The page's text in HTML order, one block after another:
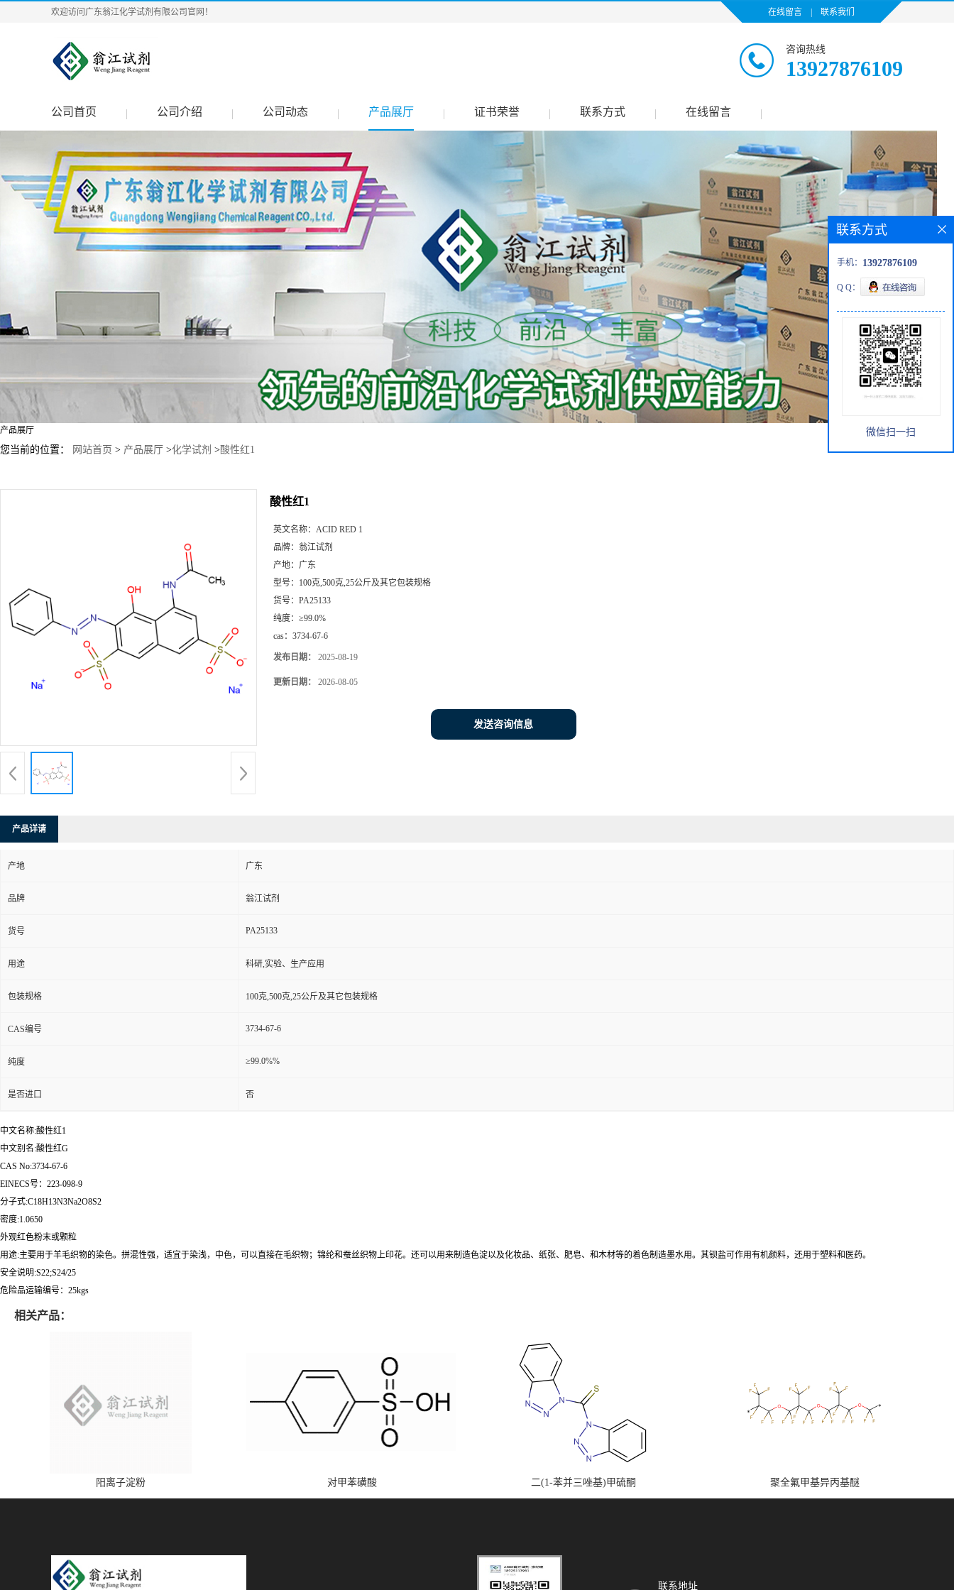
欢迎访问广东翁江化学试剂有限公司官网！ 在线留言 联系我们
咨询热线
13927876109
公司首页 公司介绍 公司动态 产品展厅 证书荣誉 联系方式 在线留言
产品展厅
您当前的位置： 网站首页 > 产品展厅 >化学试剂 >酸性红1
酸性红1
英文名称： ACID RED 1
品牌： 翁江试剂
产地： 广东
型号： 100克,500克,25公斤及其它包装规格
货号： PA25133
纯度： ≥99.0%
cas： 3734-67-6
发布日期： 2025-08-19
更新日期： 2026-08-05
发送咨询信息
产品详请
产地 广东
品牌 翁江试剂
货号 PA25133
用途 科研,实验、生产应用
包装规格 100克,500克,25公斤及其它包装规格
CAS编号 3734-67-6
纯度 ≥99.0%%
是否进口 否
中文名称:酸性红1
中文别名:酸性红G
CAS No:3734-67-6
EINECS号：223-098-9
分子式:C18H13N3Na2O8S2
密度:1.0650
外观红色粉末或颗粒
用途:主要用于羊毛织物的染色。拼混性强，适宜于染浅，中色，可以直接在毛织物；锦纶和蚕丝织物上印花。还可以用来制造色淀以及化妆品、纸张、肥皂、和木材等的着色制造墨水用。其钡盐可作用有机颜料，还用于塑料和医药。
安全说明:S22;S24/25
危险品运输编号：25kgs
相关产品：
阳离子淀粉 对甲苯磺酸 二(1-苯并三唑基)甲硫酮 聚全氟甲基异丙基醚
联系方式
手机： 13927876109
Q Q：
微信扫一扫
联系地址